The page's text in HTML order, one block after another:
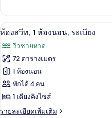
เตียง
คิง
ไซส์
1
เตียง
และ
โซฟา
เกี่ยว
กับ
ห้อง
พี
เรีย,
เตียง
คิง
ไซส์
เตียง
และ
เปิด
ภาพถ่าย
ทั้งหมด
ของ
ห้อง
สวีท,
1
13
ห้องสวีท, 1 ห้องนอน, ระเบียง
วิวชายหาด
72 ตารางเมตร
1 ห้องนอน
พักได้ 4 คน
1 เตียงคิงไซส์
รายละเอียดเพิ่มเติม
ราย